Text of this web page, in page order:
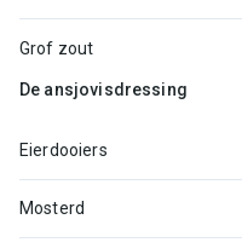
Grof zout
De ansjovisdressing
Eierdooiers
Mosterd